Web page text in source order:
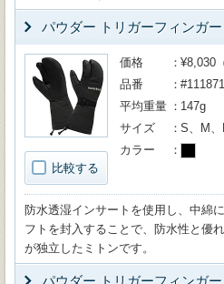
パウダー トリガーフィンガ
比較する
価格
¥8,030
品番
平均重量
147g
サイズ
S、M
カラー
防水透湿インサートを使用し、中綿
フトを封入することで、防水性と優
が独立したミトンです。
パウダー トリガーフィンガ